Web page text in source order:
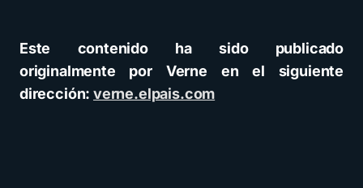
Este contenido ha sido publicado
originalmente por Verne en el siguiente
dirección:verne.elpais.com